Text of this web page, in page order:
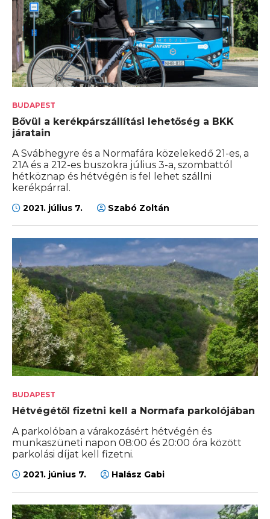
BUDAPEST
Bővül a kerékpárszállítási lehetőség a BKK
járatain
A Svábhegyre és a Normafára közelekedő 21-es, a
21A és a 212-es buszokra július 3-a, szombattól
hétköznap és hétvégén is fel lehet szállni
kerékpárral.
2021. július 7. Szabó Zoltán
BUDAPEST
Hétvégétől fizetni kell a Normafa parkolójában
A parkolóban a várakozásért hétvégén és
munkaszüneti napon 08:00 és 20:00 óra között
parkolási díjat kell fizetni.
2021. június 7. Halász Gabi